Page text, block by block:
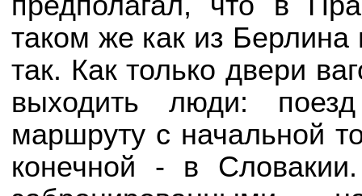
таком же как из
так. Как только двери
выходить люди:
маршруту с начальной
конечной - в